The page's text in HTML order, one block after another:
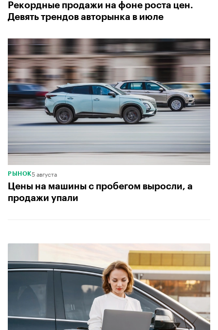
Рекордные продажи на фоне роста цен.
Девять трендов авторынка в июле
РЫНОК5 августа
Цены на машины с пробегом выросли, а
продажи упали